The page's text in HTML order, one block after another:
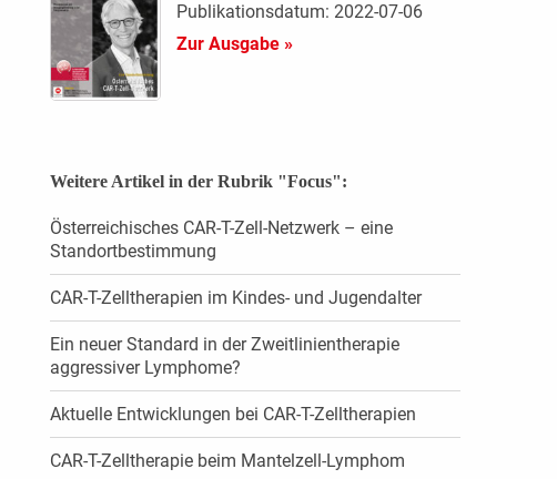
Publikationsdatum: 2022-07-06
Zur Ausgabe »
Weitere Artikel in der Rubrik "Focus":
Österreichisches CAR-T-Zell-Netzwerk – eine
Standortbestimmung
CAR-T-Zelltherapien im Kindes- und Jugendalter
Ein neuer Standard in der Zweitlinientherapie
aggressiver Lymphome?
Aktuelle Entwicklungen bei CAR-T-Zelltherapien
CAR-T-Zelltherapie beim Mantelzell-Lymphom